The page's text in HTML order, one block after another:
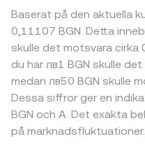
Baserat på den aktuella
0,11107 BGN. Detta
skulle det motsvara cirka
du har лв1 BGN skulle
medan лв50 BGN skulle
Dessa siffror ger en
BGN och A. Det exakta
på marknadsfluktuationer.